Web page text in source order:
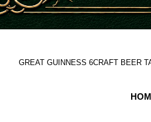
GREAT GUINNESS 6CRAFT BEER